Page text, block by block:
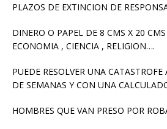
PLAZOS DE EXTINCION DE
DINERO O PAPEL DE 8 CMS X 20
ECONOMIA , CIENCIA , RELIGION….
PUEDE RESOLVER UNA
DE SEMANAS Y CON UNA
HOMBRES QUE VAN PRESO POR